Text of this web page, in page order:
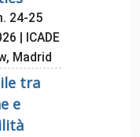
24-25
| ICADE
Madrid
tra
e